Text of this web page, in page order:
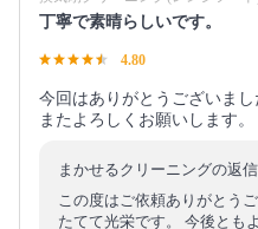
丁寧で素晴らしいです。
4.80
今回はありがとうございまし
またよろしくお願いします。
まかせるクリーニングの返信
この度はご依頼ありがとう
たてて光栄です。 今後とも